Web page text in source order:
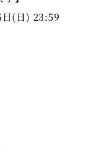
(日) 23:59